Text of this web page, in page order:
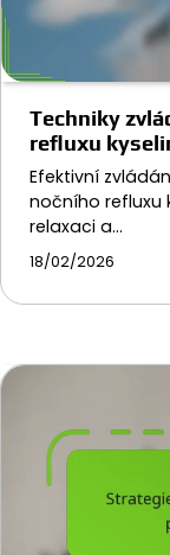
Techniky
refluxu
Efektivní
nočního refluxu
relaxaci a…
18/02/2026